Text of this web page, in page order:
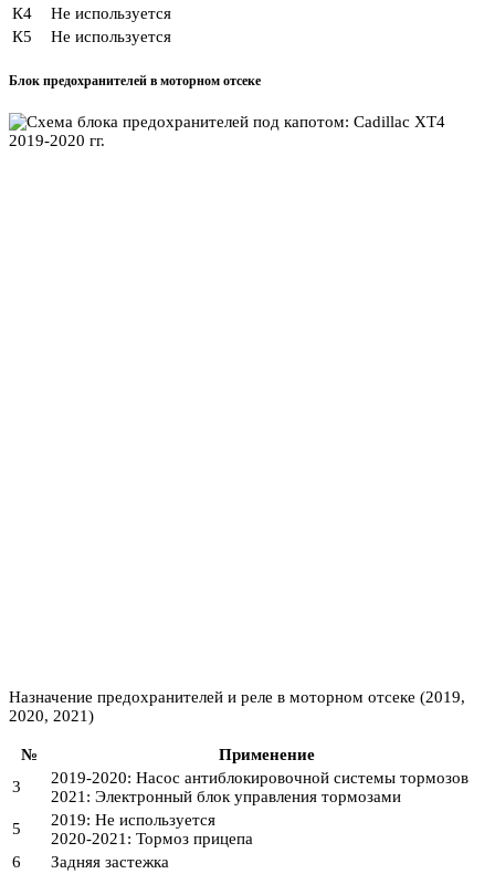
К4
Не используется
К5
Не используется
Блок предохранителей в моторном отсеке
Назначение предохранителей и реле в моторном отсеке (2019,
2020, 2021)
№
Применение
3
2019-2020: Насос антиблокировочной системы тормозов
2021: Электронный блок управления тормозами
5
2019: Не используется
2020-2021: Тормоз прицепа
6
Задняя застежка